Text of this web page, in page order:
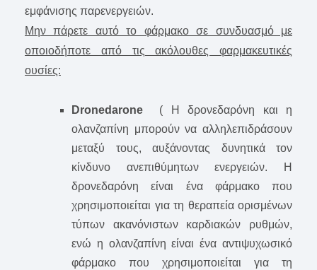
εμφάνισης παρενεργειών.
Μην πάρετε αυτό το φάρμακο σε συνδυασμό με
οποιοδήποτε από τις ακόλουθες φαρμακευτικές
ουσίες:
Dronedarone
( Η δρονεδαρόνη και η
ολανζαπίνη μπορούν να αλληλεπιδράσουν
μεταξύ τους, αυξάνοντας δυνητικά τον
κίνδυνο ανεπιθύμητων ενεργειών. Η
δρονεδαρόνη είναι ένα φάρμακο που
χρησιμοποιείται για τη θεραπεία ορισμένων
τύπων ακανόνιστων καρδιακών ρυθμών,
ενώ η ολανζαπίνη είναι ένα αντιψυχωσικό
φάρμακο που χρησιμοποιείται για τη